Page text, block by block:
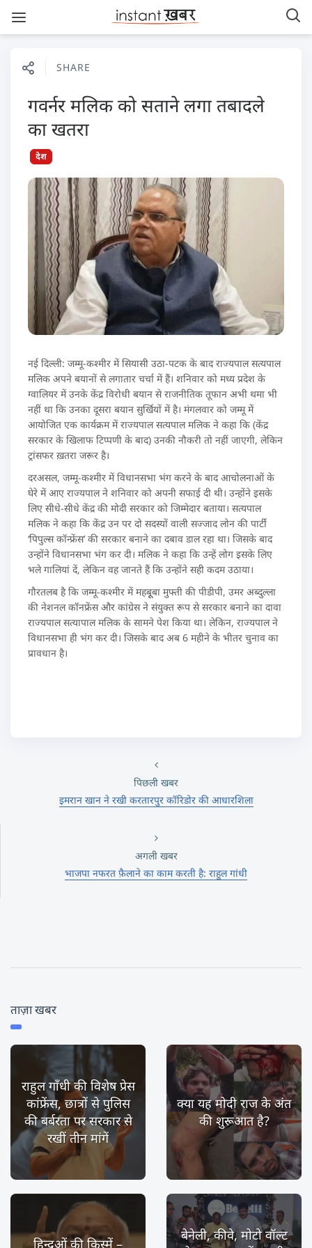
SHARE
गवर्नर मलिक को सताने लगा तबादले
का खतरा
देश
नई दिल्ली: जम्मू-कश्मीर में सियासी उठा-पटक के बाद राज्यपाल सत्यपाल
मलिक अपने बयानों से लगातार चर्चा में हैं। शनिवार को मध्य प्रदेश के
ग्वालियर में उनके केंद्र विरोधी बयान से राजनीतिक तूफान अभी थमा भी
नहीं था कि उनका दूसरा बयान सुर्खियों में है। मंगलवार को जम्मू में
आयोजित एक कार्यक्रम में राज्यपाल सत्यपाल मलिक ने कहा कि (केंद्र
सरकार के खिलाफ टिप्पणी के बाद) उनकी नौकरी तो नहीं जाएगी, लेकिन
ट्रांसफर ख़तरा जरूर है।
दरअसल, जम्मू-कश्मीर में विधानसभा भंग करने के बाद आचोलनाओं के
घेरे में आए राज्यपाल ने शनिवार को अपनी सफाई दी थी। उन्होंने इसके
लिए सीधे-सीधे केंद्र की मोदी सरकार को जिम्मेदार बताया। सत्यपाल
मलिक ने कहा कि केंद्र उन पर दो सदस्यों वाली सज्जाद लोन की पार्टी
‘पिपुल्स कॉन्फ्रेंस’ की सरकार बनाने का दबाव डाल रहा था। जिसके बाद
उन्होंने विधानसभा भंग कर दी। मलिक ने कहा कि उन्हें लोग इसके लिए
भले गालियां दें, लेकिन वह जानते हैं कि उन्होंने सही कदम उठाया।
गौरतलब है कि जम्मू-कश्मीर में महबूूबा मुफ्ती की पीडीपी, उमर अब्दुल्ला
की नेशनल कॉनफ्रेंस और कांग्रेस ने संयुक्त रूप से सरकार बनाने का दावा
राज्यपाल सत्यापाल मलिक के सामने पेश किया था। लेकिन, राज्यपाल ने
विधानसभा ही भंग कर दी। जिसके बाद अब 6 महीने के भीतर चुनाव का
प्रावधान है।
पिछली खबर
इमरान खान ने रखी करतारपुर कॉरिडोर की आधारशिला
अगली खबर
भाजपा नफरत फ़ैलाने का काम करती है: राहुल गांधी
ताज़ा खबर
राहुल गाँधी की विशेष प्रेस
कांफ्रेंस, छात्रों से पुलिस
की बर्बरता पर सरकार से
रखीं तीन मांगें
क्या यह मोदी राज के अंत
की शुरूआत है?
हिन्दुओं की किस्में –
बेनेली, कीवे, मोटो वॉल्ट